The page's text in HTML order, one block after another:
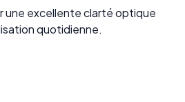
une excellente clarté optique
quotidienne.